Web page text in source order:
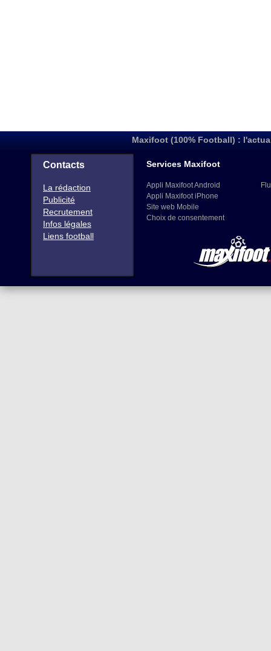
Maxifoot (100% Football) :
Contacts
La rédaction
Publicité
Recrutement
Infos légales
Liens football
Services Maxifoot
Appli Maxifoot Android
Appli Maxifoot iPhone
Site web Mobile
Choix de consentement